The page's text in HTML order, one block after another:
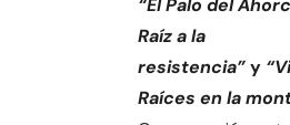
“El Palo del
Raíz a la
resistencia”y
Raíces en la